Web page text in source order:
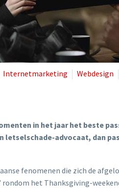
Internetmarketing Webdesign
in het jaar het beste
letselschade-advocaat, dan
fenomenen die zich de
rondom het Thanksgiving-